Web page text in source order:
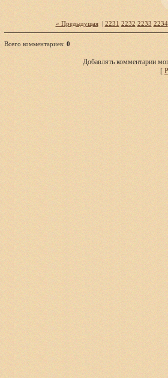
« Предыдущая| 2231 2232 2233 2234
Всего комментариев: 0
Добавлять комментарии
[